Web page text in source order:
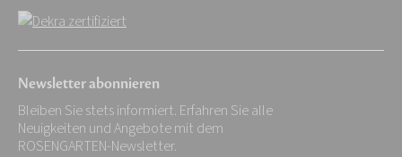
Newsletter abonnieren
Bleiben Sie stets informiert. Erfahren Sie alle
Neuigkeiten und Angebote mit dem
ROSENGARTEN-Newsletter.